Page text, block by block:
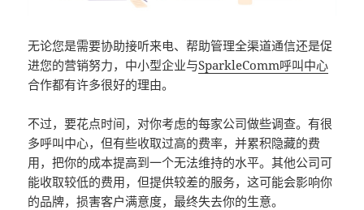
无论您是需要协助接听来电、帮助管理全渠道通信还是促
进您的营销努力，中小型企业与SparkleComm呼叫中心
合作都有许多很好的理由。
不过，要花点时间，对你考虑的每家公司做些调查。有很
多呼叫中心，但有些收取过高的费率，并累积隐藏的费
用，把你的成本提高到一个无法维持的水平。其他公司可
能收取较低的费用，但提供较差的服务，这可能会影响你
的品牌，损害客户满意度，最终失去你的生意。